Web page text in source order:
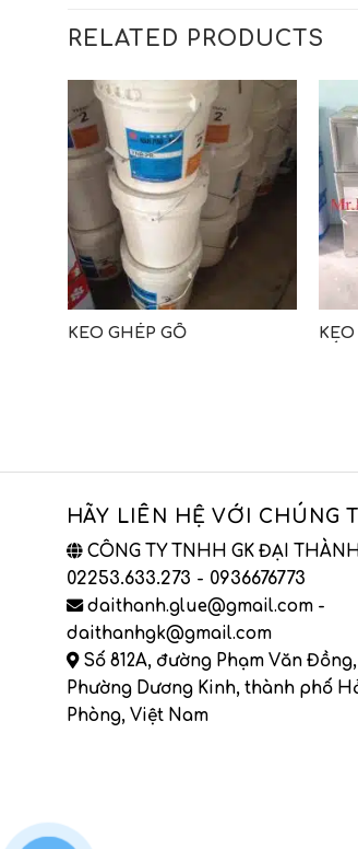
RELATED PRODUCTS
KEO GHÉP GỖ
KEO
HÃY LIÊN HỆ VỚI CHÚNG
CÔNG TY TNHH GK ĐẠI
02253.633.273 - 0936676773
daithanh.glue@gmail.com -
daithanhgk@gmail.com
Số 812A, đường Phạm Văn Đồng,
Phường Dương Kinh, thành phố
Phòng, Việt Nam